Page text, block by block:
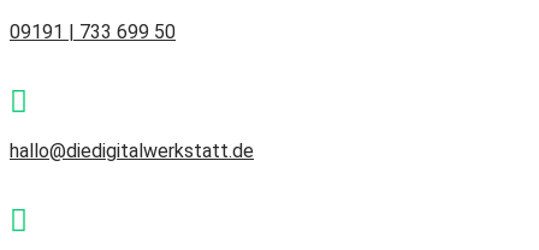
09191 | 733 699 50

hallo@diedigitalwerkstatt.de
